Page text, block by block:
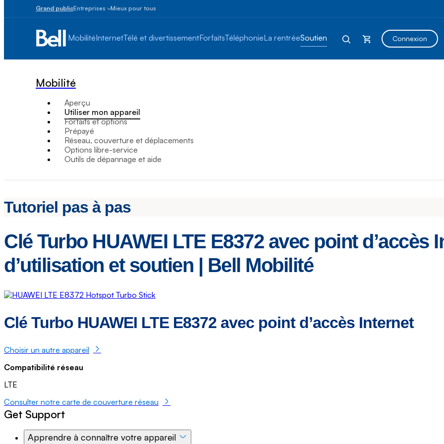
Grand publicEntreprises
entreprises
100
Moyennes
grandes
Plus
de
100
employés
Mieux pour tous
MobilitéInternetTélé et divertissementForfaitsTéléphonieLa rentréeSoutien Connexion
Mobilité
Aperçu
Utiliser mon appareil
Forfaits et options
Prépayé
Réseau, couverture et déplacements
Options libre-service
Outils de dépannage et aide
Tutoriel pas à pas
Clé Turbo HUAWEI LTE E8372 avec point d’accès
d’utilisation et soutien | Bell Mobilité
Clé Turbo HUAWEI LTE E8372 avec point d’accès Internet
Choisir un autre appareil
Compatibilité réseau
LTE
Consulter notre carte de couverture réseau
Get Support
Apprendre à connaître votre appareil